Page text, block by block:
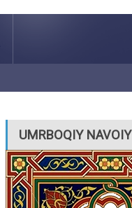
UMRBOQIY NAVOIY